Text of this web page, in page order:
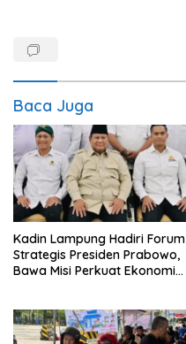
Baca Juga
Kadin Lampung Hadiri Forum
Strategis Presiden Prabowo,
Bawa Misi Perkuat Ekonomi